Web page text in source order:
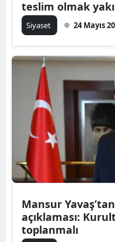
teslim olmak
Siyaset 24 Mayıs
Mansur
açıklaması:
toplanmalı